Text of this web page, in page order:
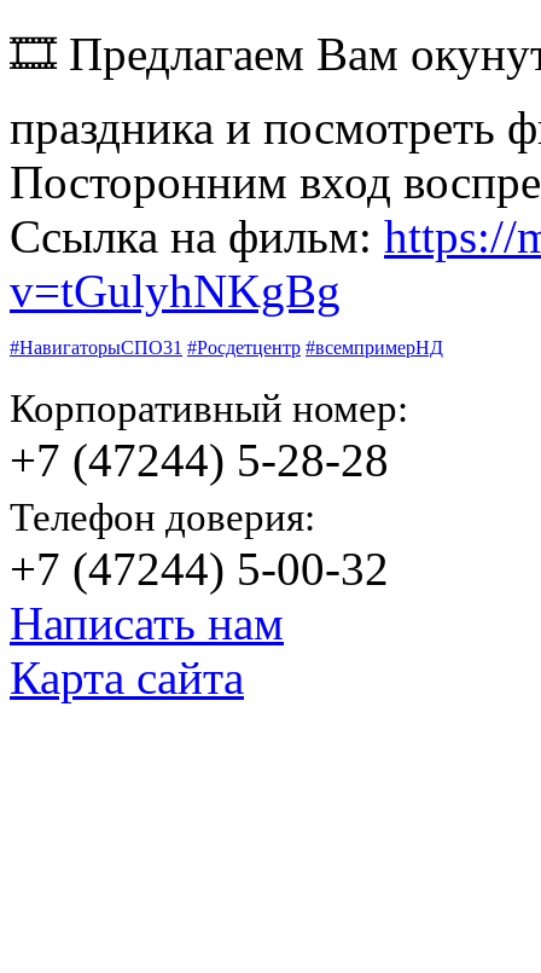
🎞 Предлагаем Вам
праздника и посмотреть
Посторонним вход
Ссылка на фильм: https://
v=tGulyhNKgBg
#НавигаторыСПО31 #Росдетцентр #всемпримерНД
Корпоративный номер:
+7 (47244) 5-28-28
Телефон доверия:
+7 (47244) 5-00-32
Написать нам
Карта сайта